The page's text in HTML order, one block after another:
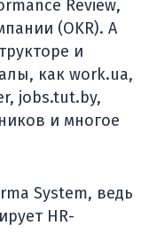
Review,
(OKR). А
и
как work.ua,
jobs.tut.by,
и многое
System, ведь
HR-